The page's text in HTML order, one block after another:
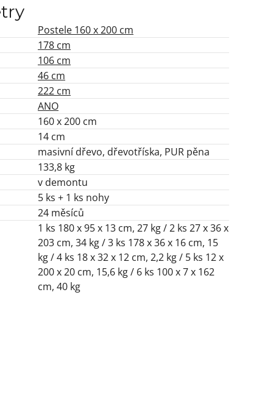
Postele 160 x 200 cm
178 cm
106 cm
46 cm
222 cm
ANO
160 x 200 cm
14 cm
masivní dřevo, dřevotříska, PUR pěna
133,8 kg
v demontu
5 ks + 1 ks nohy
24 měsíců
1 ks 180 x 95 x 13 cm, 27 kg / 2 ks 27 x 36 x
203 cm, 34 kg / 3 ks 178 x 36 x 16 cm, 15
kg / 4 ks 18 x 32 x 12 cm, 2,2 kg / 5 ks 12 x
200 x 20 cm, 15,6 kg / 6 ks 100 x 7 x 162
cm, 40 kg